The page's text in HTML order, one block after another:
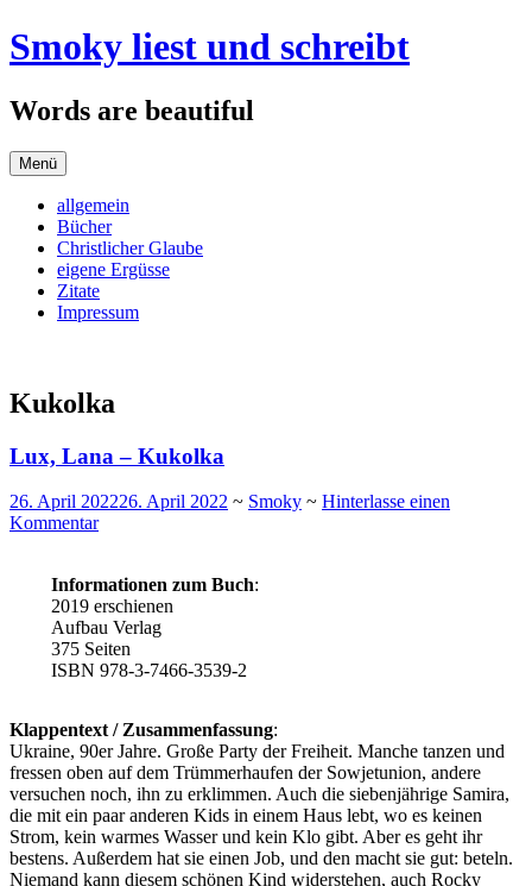
Zum
Inhalt
Smoky liest und schreibt
Words are beautiful
Menü
allgemein
Bücher
Christlicher Glaube
eigene Ergüsse
Zitate
Impressum
Kukolka
Lux, Lana – Kukolka
26. April 202226. April 2022 ~ Smoky ~ Hinterlasse einen
Kommentar
Informationen zum Buch:
2019 erschienen
Aufbau Verlag
375 Seiten
ISBN 978-3-7466-3539-2
Klappentext / Zusammenfassung:
Ukraine, 90er Jahre. Große Party der Freiheit. Manche tanzen und
fressen oben auf dem Trümmerhaufen der Sowjetunion, andere
versuchen noch, ihn zu erklimmen. Auch die siebenjährige Samira,
die mit ein paar anderen Kids in einem Haus lebt, wo es keinen
Strom, kein warmes Wasser und kein Klo gibt. Aber es geht ihr
bestens. Außerdem hat sie einen Job, und den macht sie gut: beteln.
Niemand kann diesem schönen Kind widerstehen, auch Rocky